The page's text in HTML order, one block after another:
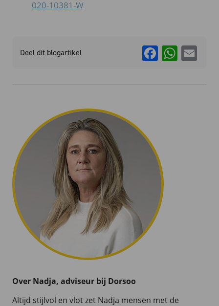
020-10381-W
Deel dit blogartikel
Over Nadja, adviseur bij Dorsoo
Altijd stijlvol en vlot zet Nadja mensen met de